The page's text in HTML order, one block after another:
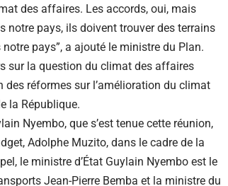
des affaires. Les accords, oui, mais
notre pays, ils doivent trouver des terrains
pays”, a ajouté le ministre du Plan.
sur la question du climat des affaires
des réformes sur l’amélioration du climat
la République.
Nyembo, que s’est tenue cette réunion,
Adolphe Muzito, dans le cadre de la
le ministre d’État Guylain Nyembo est le
Jean-Pierre Bemba et la ministre du